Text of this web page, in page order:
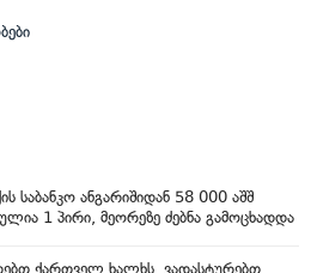
საბანკო ანგარიშიდან 58 000 აშშ
1 პირი, მეორეზე ძებნა გამოცხადდა
ქართველ ხალხს, ვადასტურებთ